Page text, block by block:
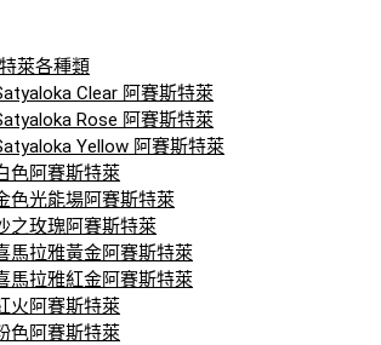
萊各種類
Clear 阿賽斯特萊
Rose 阿賽斯特萊
Yellow 阿賽斯特萊
色阿賽斯特萊
色光能場阿賽斯特萊
之玫瑰阿賽斯特萊
馬拉雅黃金阿賽斯特萊
馬拉雅紅金阿賽斯特萊
火阿賽斯特萊
色阿賽斯特萊